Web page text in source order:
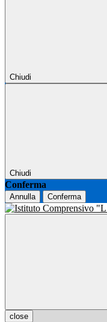
Chiudi
Chiudi
Conferma
Annulla Conferma
close